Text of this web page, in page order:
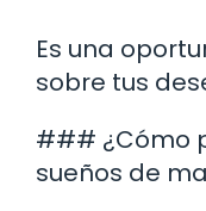
Es una
sobre tus
### ¿Cómo
sueños de